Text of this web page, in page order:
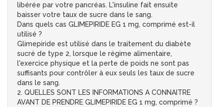
libérée par votre pancréas. L'insuline fait ensuite
baisser votre taux de sucre dans le sang.
Dans quels cas GLIMEPIRIDE EG 1 mg, comprimé est-il
utilisé ?
Glimepiride est utilisé dans le traitement du diabète
sucré de type 2, lorsque le régime alimentaire,
l'exercice physique et la perte de poids ne sont pas
suffisants pour contrôler à eux seuls les taux de sucre
dans le sang.
2. QUELLES SONT LES INFORMATIONS A CONNAITRE
AVANT DE PRENDRE GLIMEPIRIDE EG 1 mg, comprimé ?